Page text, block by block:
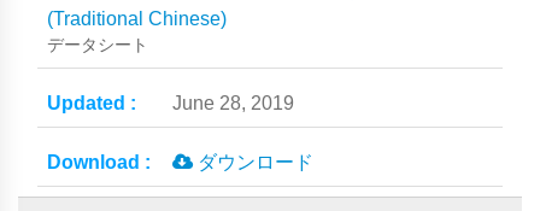
(Traditional Chinese)
データシート
June 28, 2019
ダウンロード